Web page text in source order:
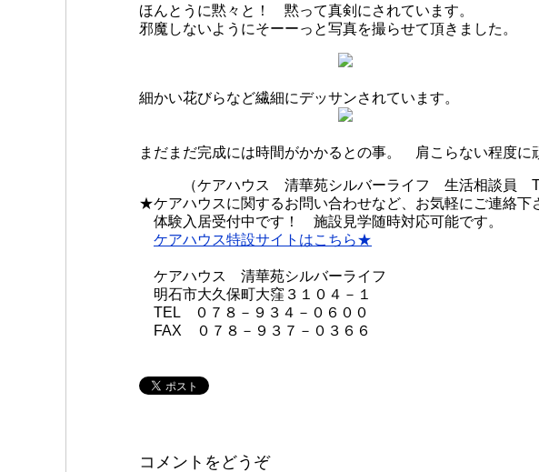
ほんとうに黙々と！ 黙って真剣にされています。
邪魔しないようにそーーっと写真を撮らせて頂きました。
細かい花びらなど繊細にデッサンされています。
まだまだ完成には時間がかかるとの事。 肩こらない程度に
（ケアハウス 清華苑シルバーライフ 生活相談員
★ケアハウスに関するお問い合わせなど、お気軽にご連絡
体験入居受付中です！ 施設見学随時対応可能です。
ケアハウス特設サイトはこちら★
ケアハウス 清華苑シルバーライフ
明石市大久保町大窪３１０４－１
TEL ０７８－９３４－０６００
FAX ０７８－９３７－０３６６
コメントをどうぞ